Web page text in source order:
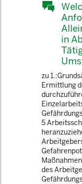
in
zu
Ermittlung
5
des